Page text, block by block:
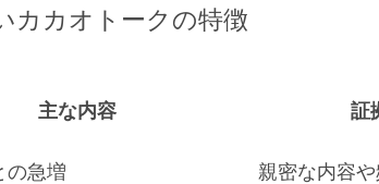
カカオトークの特徴
主な内容 証
の急増 親密な内容